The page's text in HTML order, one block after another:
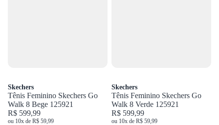
Skechers
Tênis Feminino Skechers Go
Walk 8 Bege 125921
R$ 599,99
ou 10x de R$ 59,99
Skechers
Tênis Feminino Skechers Go
Walk 8 Verde 125921
R$ 599,99
ou 10x de R$ 59,99